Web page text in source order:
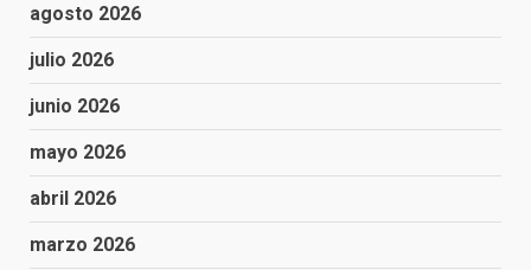
agosto 2026
julio 2026
junio 2026
mayo 2026
abril 2026
marzo 2026